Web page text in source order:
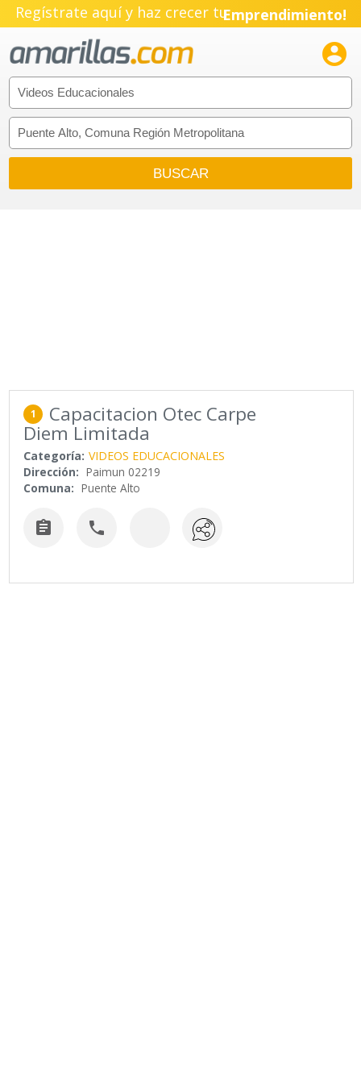
Regístrate aquí y haz crecer tuEmprendimiento!

1 Capacitacion Otec Carpe
Diem Limitada
Categoría: VIDEOS EDUCACIONALES
Dirección: Paimun 02219
Comuna: Puente Alto
 